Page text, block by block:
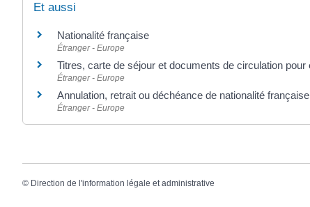
Et aussi
Nationalité française
Étranger - Europe
Titres, carte de séjour et documents de circulation pour
Étranger - Europe
Annulation, retrait ou déchéance de nationalité française
Étranger - Europe
© Direction de l'information légale et administrative